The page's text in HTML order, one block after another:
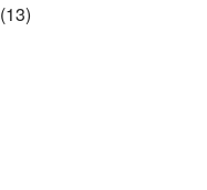
(13)